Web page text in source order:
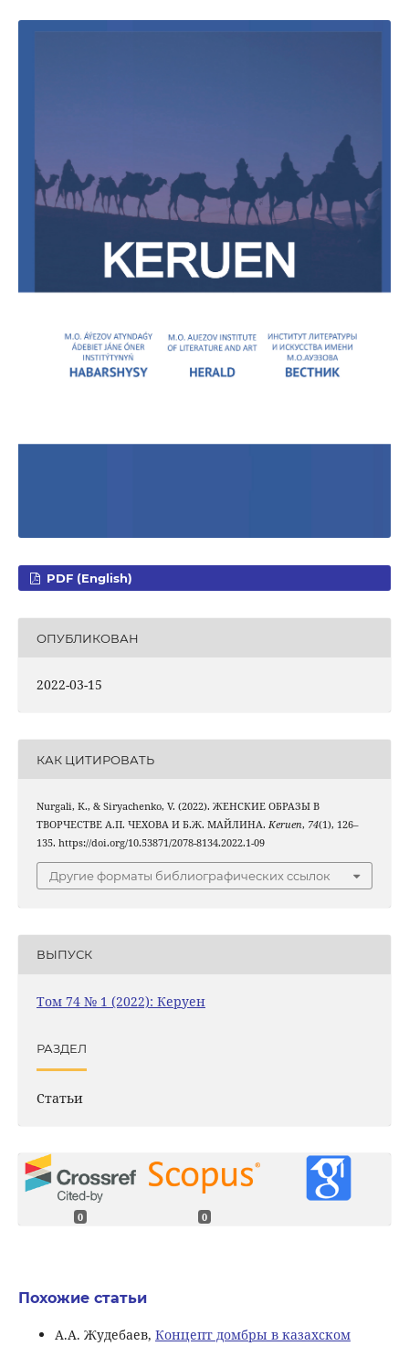
PDF (English)
ОПУБЛИКОВАН
2022-03-15
КАК ЦИТИРОВАТЬ
Nurgali, K., & Siryachenko, V. (2022). ЖЕНСКИЕ ОБРАЗЫ В
ТВОРЧЕСТВЕ А.П. ЧЕХОВА И Б.Ж. МАЙЛИНА. Keruen, 74(1), 126–
135. https://doi.org/10.53871/2078-8134.2022.1-09
Другие форматы библиографических ссылок
ВЫПУСК
Том 74 № 1 (2022): Керуен
РАЗДЕЛ
Статьи
0 0
Похожие статьи
А.А. Жудебаев, Концепт домбры в казахском